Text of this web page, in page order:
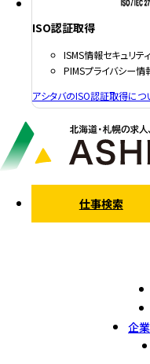
ISO認証取得
ISMS情報セキュリテ
PIMSプライバシー情
アシタバのISO認証取得につ
仕事検索
企